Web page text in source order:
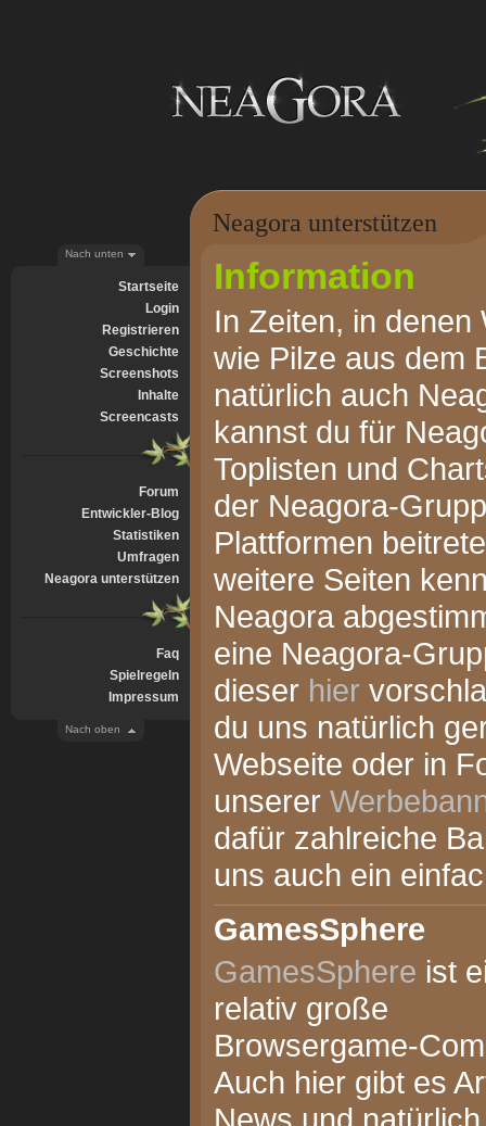
Nach unten
Startseite
Login
Registrieren
Geschichte
Screenshots
Inhalte
Screencasts
Forum
Entwickler-Blog
Statistiken
Umfragen
Neagora unterstützen
Faq
Spielregeln
Impressum
Nach oben
Neagora unterstützen
Information
In Zeiten, in denen
wie Pilze aus dem
natürlich auch
kannst du für
Toplisten und
der Neagora-
Plattformen
weitere Seiten
Neagora
eine Neagora-
dieser hier
du uns natürlich
Webseite oder in
unserer
dafür zahlreiche
uns auch ein
GamesSphere
GamesSphere ist
relativ große
Browsergame-
Auch hier gibt es